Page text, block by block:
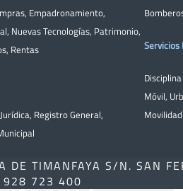
, Empadronamiento,
, Nuevas Tecnologías, Patrimonio,
, Rentas
, Registro General,
Servicios
Móvil,
DE TIMANFAYA S/N. SAN
928 723 400